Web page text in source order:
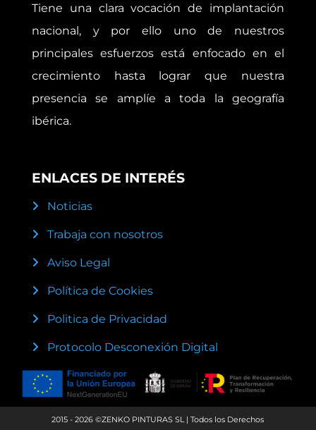
Tiene una clara vocación de implantación
nacional, y por ello uno de nuestros
principales esfuerzos está enfocado en el
crecimiento hasta lograr que nuestra
presencia se amplíe a toda la geografía
ibérica.
ENLACES DE INTERÉS
Noticias
Trabaja con nosotros
Aviso Legal
Política de Cookies
Politica de Privacidad
Protocolo Desconexión Digital
2015 - 2026 ©ZENKO PINTURAS SL | Todos los Derechos